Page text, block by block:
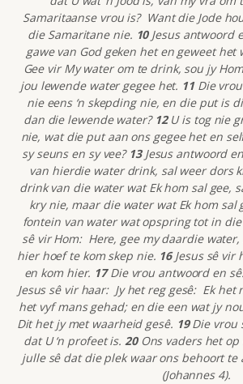
Samaritaanse vrou is? Want die Jode
die Samaritane nie. 10Jesus antwoord
gawe van God geken het en geweet
Gee vir My water om te drink, sou jy
jou lewende water gegee het. 11Die
nie eens ‘n skepding nie, en die put is
dan die lewende water? 12U is tog nie
nie, wat die put aan ons gegee het en
sy seuns en sy vee? 13Jesus antwoord
van hierdie water drink, sal weer dors
drink van die water wat Ek hom sal gee,
kry nie, maar die water wat Ek hom sal
fontein van water wat opspring tot in die
sê vir Hom: Here, gee my daardie
hier hoef te kom skep nie. 16Jesus sê vir
en kom hier. 17Die vrou antwoord en
Jesus sê vir haar: Jy het reg gesê: Ek het
het vyf mans gehad; en die een wat jy
Dit het jy met waarheid gesê. 19Die vrou
dat U ‘n profeet is. 20Ons vaders het
julle sê dat die plek waar ons behoort te
(Johannes 4).